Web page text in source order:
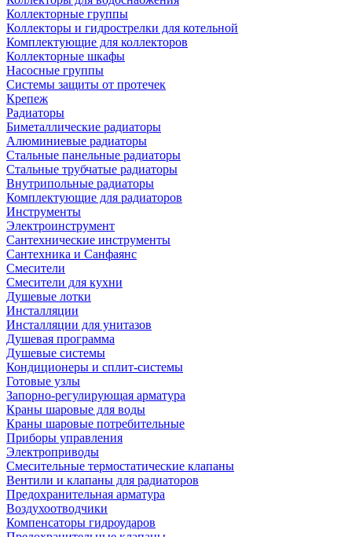
Коллекторные группы
Коллекторы и гидрострелки для котельной
Комплектующие для коллекторов
Коллекторные шкафы
Насосные группы
Системы защиты от протечек
Крепеж
Радиаторы
Биметаллические радиаторы
Алюминиевые радиаторы
Стальные панельные радиаторы
Стальные трубчатые радиаторы
Внутрипольные радиаторы
Комплектующие для радиаторов
Инструменты
Электроинструмент
Сантехнические инструменты
Сантехника и Санфаянс
Смесители
Смесители для кухни
Душевые лотки
Инсталляции
Инсталляции для унитазов
Душевая программа
Душевые системы
Кондиционеры и сплит-системы
Готовые узлы
Запорно-регулирующая арматура
Краны шаровые для воды
Краны шаровые потребительные
Приборы управления
Электроприводы
Смесительные термостатические клапаны
Вентили и клапаны для радиаторов
Предохранительная арматура
Воздухоотводчики
Компенсаторы гидроударов